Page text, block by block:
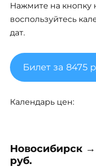
Нажмите на кнопку
воспользуйтесь
дат.
Билет за 8475
Календарь цен:
Новосибирск →
руб.